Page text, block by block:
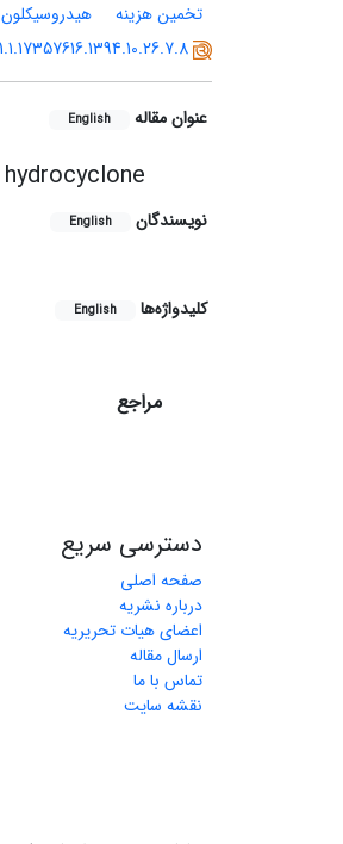
تخمین هزینه
هیدروسیکلون
عنوان مقاله English
نویسندگان English
کلیدواژه‌ها English
مراجع
دسترسی سریع
صفحه اصلی
درباره نشریه
اعضای هیات تحریریه
ارسال مقاله
تماس با ما
نقشه سایت